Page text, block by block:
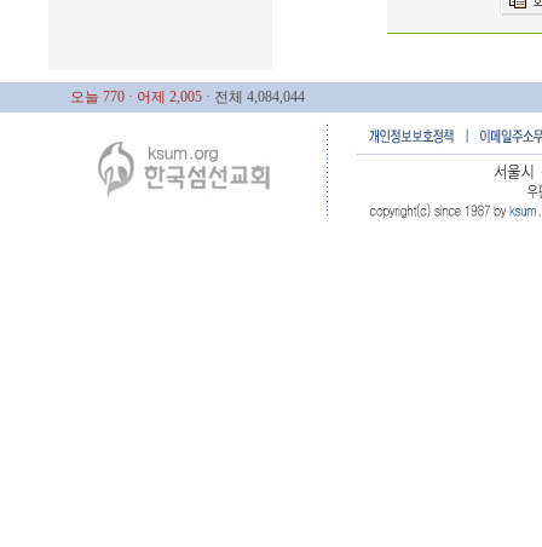
오늘 770 · 어제 2,005 · 전체 4,084,044